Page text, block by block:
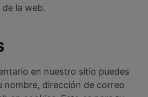
de la web.
en nuestro sitio puedes
nombre, dirección de correo